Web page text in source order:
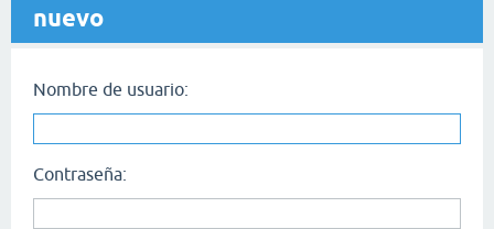
nuevo
Nombre de usuario:
Contraseña: